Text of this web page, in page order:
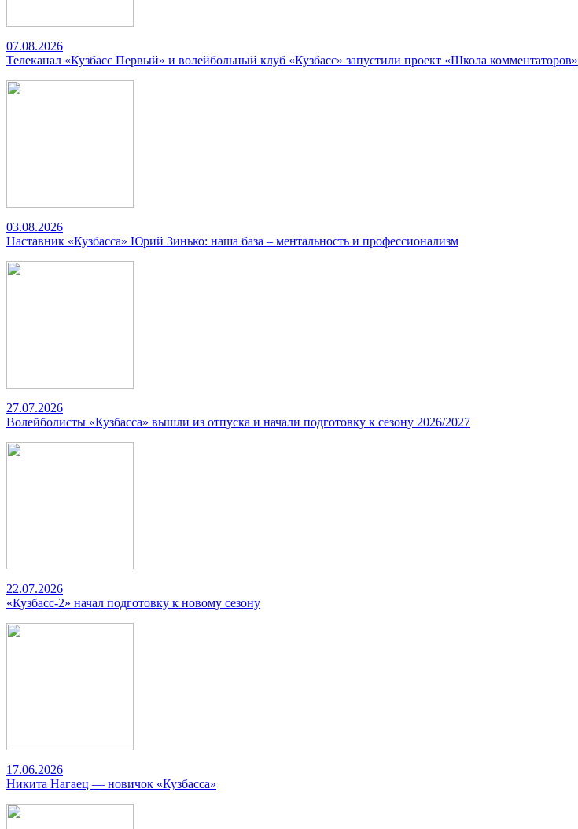
07.08.2026
Телеканал «Кузбасс Первый» и волейбольный клуб «Кузбасс» запустили проект «Школа комментаторов»
03.08.2026
Наставник «Кузбасса» Юрий Зинько: наша база – ментальность и профессионализм
27.07.2026
Волейболисты «Кузбасса» вышли из отпуска и начали подготовку к сезону 2026/2027
22.07.2026
«Кузбасс-2» начал подготовку к новому сезону
17.06.2026
Никита Нагаец — новичок «Кузбасса»